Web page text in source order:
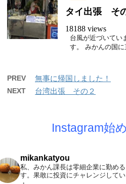
タイ出張 そ
18188 views
台風が近づいてい
す。 みかんの国
PREV 無事に帰国しました！
NEXT 台湾出張 その２
Instagram始
mikankatyou
私、みかん課長は零細企業に勤め
す。果敢に投資にチャレンジして